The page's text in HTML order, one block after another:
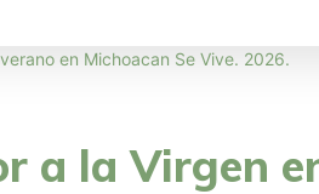
a la Virgen